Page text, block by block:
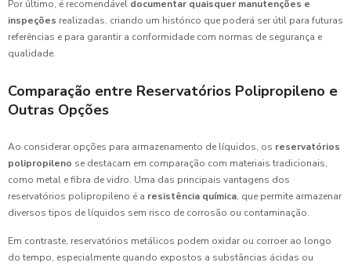
Por último, é recomendável documentar quaisquer manutenções e
inspeções realizadas, criando um histórico que poderá ser útil para futuras
referências e para garantir a conformidade com normas de segurança e
qualidade.
Comparação entre Reservatórios Polipropileno e
Outras Opções
Ao considerar opções para armazenamento de líquidos, os reservatórios
polipropileno se destacam em comparação com materiais tradicionais,
como metal e fibra de vidro. Uma das principais vantagens dos
reservatórios polipropileno é a resistência química, que permite armazenar
diversos tipos de líquidos sem risco de corrosão ou contaminação.
Em contraste, reservatórios metálicos podem oxidar ou corroer ao longo
do tempo, especialmente quando expostos a substâncias ácidas ou